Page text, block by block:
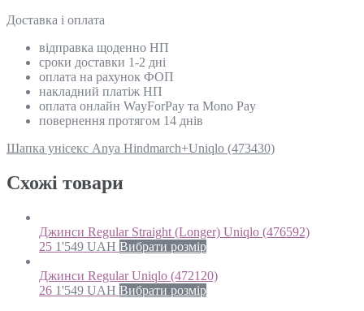
Доставка і оплата
відправка щоденно НП
сроки доставки 1-2 дні
оплата на рахунок ФОП
накладний платіж НП
оплата онлайн WayForPay та Mono Pay
повернення протягом 14 днів
Шапка унісекс Anya Hindmarch+Uniqlo (473430)
Схожi товари
Джинси Regular Straight (Longer) Uniqlo (476592)
25 1'549 UAH Вибрати розмір
Джинси Regular Uniqlo (472120)
26 1'549 UAH Вибрати розмір